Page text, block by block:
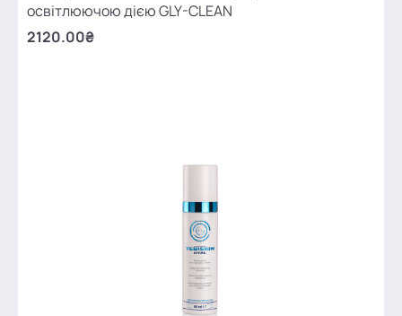
освітлюючою дією GLY-CLEAN
2120.00₴